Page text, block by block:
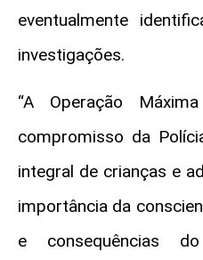
eventualmente
investigações.
“A Operação
compromisso da
integral de crianças e
importância da
e consequências